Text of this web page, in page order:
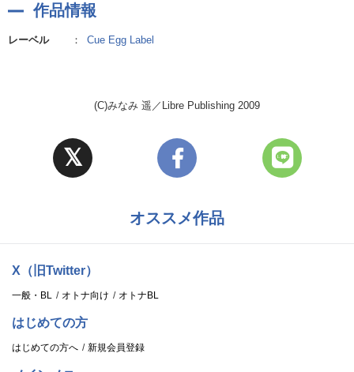
作品情報
レーベル ： Cue Egg Label
(C)みなみ 遥／Libre Publishing 2009
オススメ作品
X（旧Twitter）
一般・BL オトナ向け オトナBL
はじめての方
はじめての方へ 新規会員登録